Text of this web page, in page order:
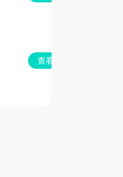
查看